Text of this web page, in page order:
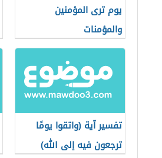
يوم ترى المؤمنين
والمؤمنات
تفسير آية (واتقوا يومًا
ترجعون فيه إلى الله)